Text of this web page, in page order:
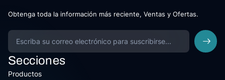
Obtenga toda la información más reciente, Ventas y Ofertas.
Secciones
Productos